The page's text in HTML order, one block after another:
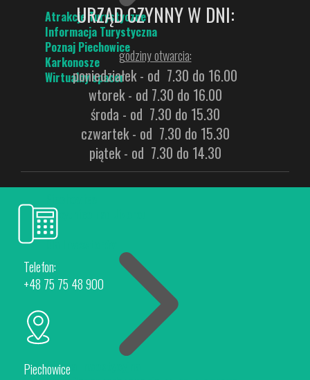
Atrakcje Turystyczne
Informacja Turystyczna
Poznaj Piechowice
Karkonosze
Wirtualny spacer
Rokytnice nad Jizerou
Dla Inwestorów
Oferta Inwestycyjna
URZĄD CZYNNY W DNI:
godziny otwarcia:
poniedziałek - od 7.30 do 16.00
wtorek - od 7.30 do 16.00
środa - od 7.30 do 15.30
czwartek - od 7.30 do 15.30
piątek - od 7.30 do 14.30
Telefon:
+48 75 75 48 900
Piechowice